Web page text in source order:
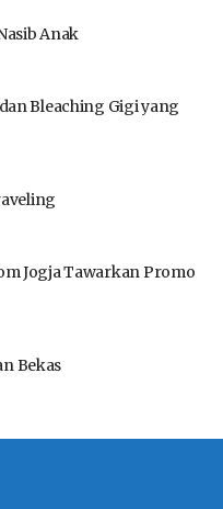
Anak
Bleaching Gigi yang
Jogja Tawarkan Promo
Bekas